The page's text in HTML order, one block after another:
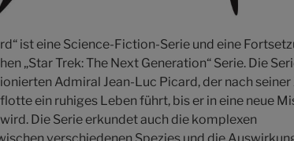
ist eine Science-Fiction-Serie und eine
„Star Trek: The Next Generation“ Serie. Die
Admiral Jean-Luc Picard, der nach seiner
ein ruhiges Leben führt, bis er in eine neue
Die Serie erkundet auch die komplexen
verschiedenen Spezies und die